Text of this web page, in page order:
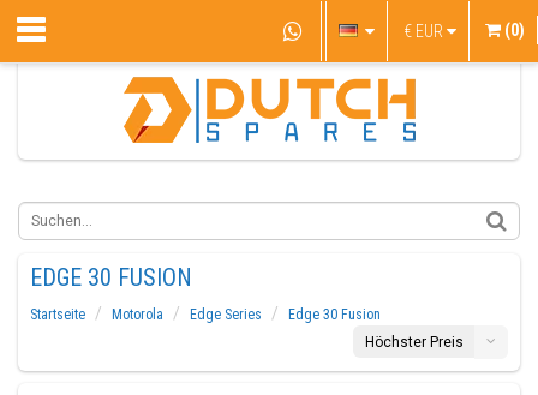
€ EUR (0)
EDGE 30 FUSION
Startseite Motorola Edge Series
Edge 30 Fusion
Höchster Preis